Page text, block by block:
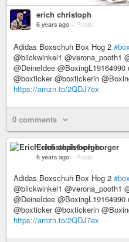
erich christoph
6 years ago – Public
Adidas Boxschuh Box Hog 2
@blickwinkel1 @verona_pooth1
@DeineIdee
@boxticker @boxtickerin
https://amzn.to/2QDJ7ex
0 comments
Erich christoph-borger
6 years ago – Public
Adidas Boxschuh Box Hog 2
@blickwinkel1 @verona_pooth1
@DeineIdee
@boxticker @boxtickerin
https://amzn.to/2QDJ7ex